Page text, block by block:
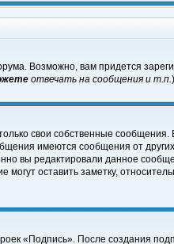
Возможно, вам придется
отвечать на сообщения и т.п.
свои собственные
имеются сообщения от
вы редактировали данное
оставить заметку,
«Подпись». После создания